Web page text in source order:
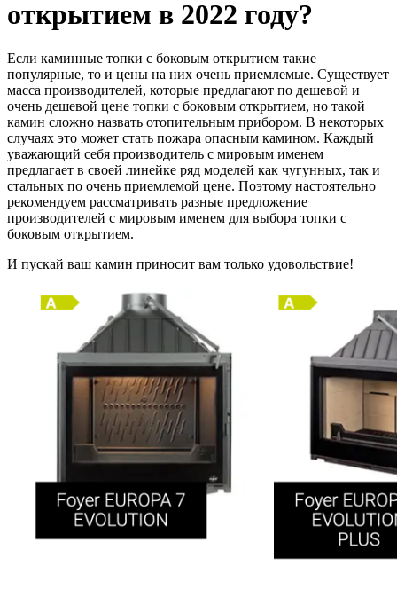
открытием в 2022 году?
Если каминные топки с боковым открытием такие
популярные, то и цены на них очень приемлемые. Существует
масса производителей, которые предлагают по дешевой и
очень дешевой цене топки с боковым открытием, но такой
камин сложно назвать отопительным прибором. В некоторых
случаях это может стать пожара опасным камином. Каждый
уважающий себя производитель с мировым именем
предлагает в своей линейке ряд моделей как чугунных, так и
стальных по очень приемлемой цене. Поэтому настоятельно
рекомендуем рассматривать разные предложение
производителей с мировым именем для выбора топки с
боковым открытием.
И пускай ваш камин приносит вам только удовольствие!